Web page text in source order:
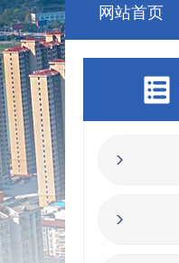
网站首页